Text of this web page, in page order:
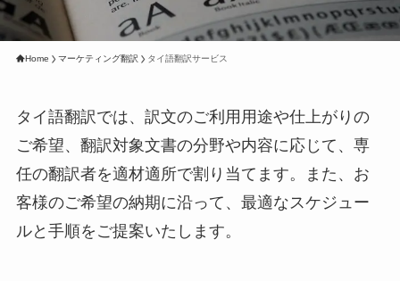
Home マーケティング翻訳 タイ語翻訳サービス
タイ語翻訳では、訳文のご利用用途や仕上がりの
ご希望、翻訳対象文書の分野や内容に応じて、専
任の翻訳者を適材適所で割り当てます。また、お
客様のご希望の納期に沿って、最適なスケジュー
ルと手順をご提案いたします。